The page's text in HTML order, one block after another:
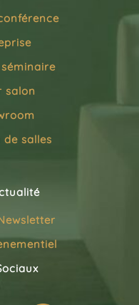
salon
salles